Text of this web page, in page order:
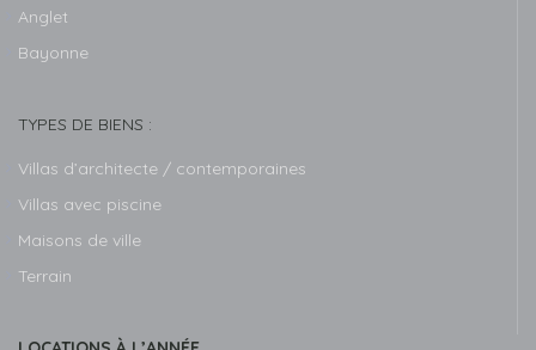
Anglet
Bayonne
TYPES DE BIENS :
Villas d’architecte / contemporaines
Villas avec piscine
Maisons de ville
Terrain